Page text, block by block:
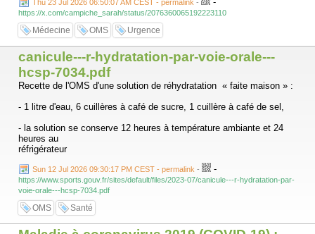
Thu 23 Jul 2026 06:50:07 AM CEST - permalink -
https://x.com/campiche_sarah/status/2076360065192223110
Médecine OMS Urgence
canicule---r-hydratation-par-voie-orale---
hcsp-7034.pdf
Recette de l'OMS d'une solution de réhydratation « faite maison » :
- 1 litre d'eau, 6 cuillères à café de sucre, 1 cuillère à café de sel,
- la solution se conserve 12 heures à température ambiante et 24
heures au
réfrigérateur
Sun 12 Jul 2026 09:30:17 PM CEST - permalink - -
https://www.sports.gouv.fr/sites/default/files/2023-07/canicule---r-hydratation-par-
voie-orale---hcsp-7034.pdf
OMS Santé